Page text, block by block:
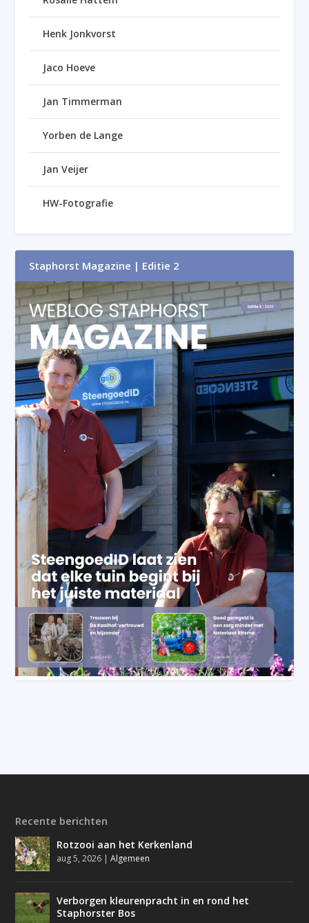
Henk Jonkvorst
Jaco Hoeve
Jan Timmerman
Yorben de Lange
Jan Veijer
HW-Fotografie
Staphorst Magazine | Editie 2
Recente berichten
Rotzooi aan het Kerkenland
aug 5, 2026 |Algemeen
Verborgen kleurenpracht in en rond het
Staphorster Bos